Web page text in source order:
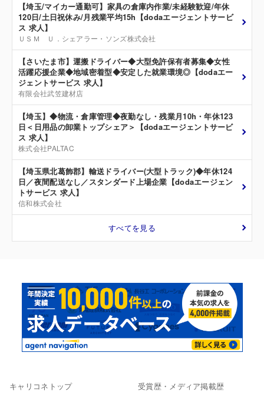
【埼玉/マイカー通勤可】家具の倉庫内作業/未経験歓迎/年休
120日/土日祝休み/月残業平均15h【dodaエージェントサービ
ス 求人】
ＵＳＭ Ｕ．シェアラー・ソンズ株式会社
【さいたま市】運搬ドライバー◆大型免許保有者募集◆女性
活躍応援企業◆地域密着型◆安定した就業環境◎【dodaエー
ジェントサービス 求人】
有限会社武笠建材店
【埼玉】◆物流・倉庫管理◆夜勤なし・残業月10h・年休123
日＜日用品の卸業トップシェア＞【dodaエージェントサービ
ス 求人】
株式会社PALTAC
【埼玉県北葛飾郡】輸送ドライバー(大型トラック)◆年休124
日／夜間配送なし／スタンダード上場企業【dodaエージェン
トサービス 求人】
信和株式会社
すべてを見る
キャリコネトップ 受賞歴・メディア掲載歴